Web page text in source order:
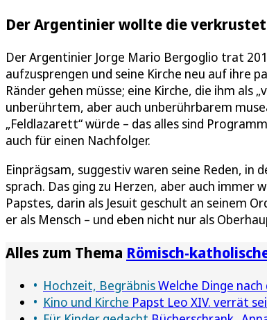
Der Argentinier wollte die
Der Argentinier Jorge Mario Bergoglio trat
aufzusprengen und seine Kirche neu auf ihre
Ränder gehen müsse; eine Kirche, die ihm als
unberührtem, aber auch unberührbarem
„Feldlazarett“ würde – das alles sind
auch für einen Nachfolger.
Einprägsam, suggestiv waren seine Reden, in
sprach. Das ging zu Herzen, aber auch immer
Papstes, darin als Jesuit geschult an seinem
er als Mensch – und eben nicht nur als
Alles zum Thema Römisch-
Hochzeit, BegräbnisWelche Dinge
Kino und Kirche Papst Leo XIV. verrät